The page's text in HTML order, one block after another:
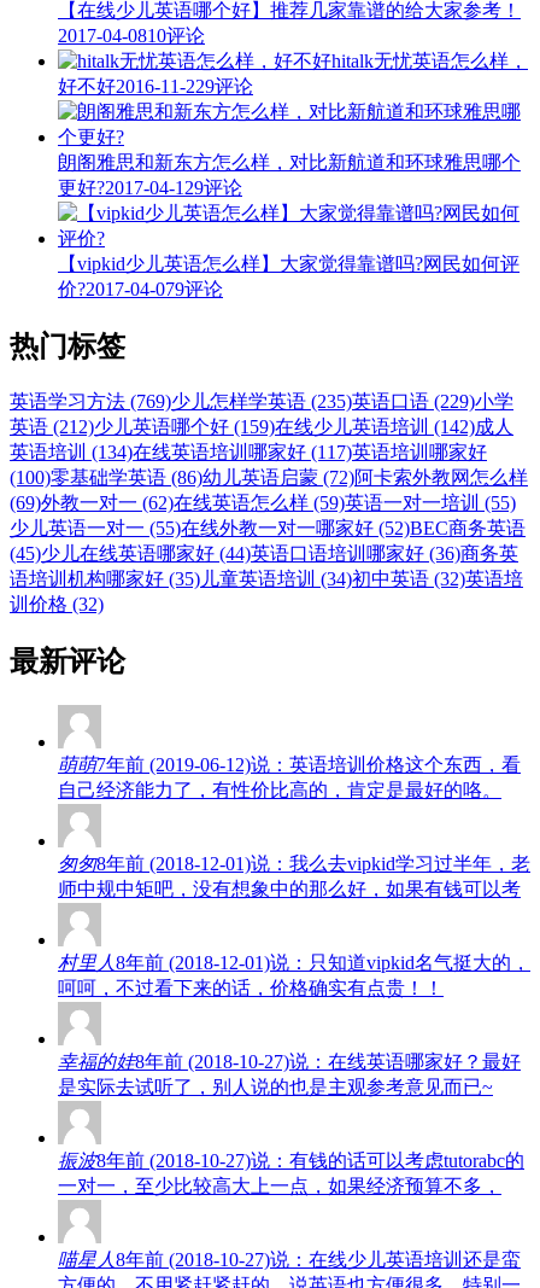
【在线少儿英语哪个好】推荐几家靠谱的给大家参考！
2017-04-0810评论
hitalk无忧英语怎么样，
好不好2016-11-229评论
朗阁雅思和新东方怎么样，对比新航道和环球雅思哪个
更好?2017-04-129评论
【vipkid少儿英语怎么样】大家觉得靠谱吗?网民如何评
价?2017-04-079评论
热门标签
英语学习方法 (769)少儿怎样学英语 (235)英语口语 (229)小学
英语 (212)少儿英语哪个好 (159)在线少儿英语培训 (142)成人
英语培训 (134)在线英语培训哪家好 (117)英语培训哪家好
(100)零基础学英语 (86)幼儿英语启蒙 (72)阿卡索外教网怎么样
(69)外教一对一 (62)在线英语怎么样 (59)英语一对一培训 (55)
少儿英语一对一 (55)在线外教一对一哪家好 (52)BEC商务英语
(45)少儿在线英语哪家好 (44)英语口语培训哪家好 (36)商务英
语培训机构哪家好 (35) 儿童英语培训 (34)初中英语 (32)英语培
训价格 (32)
最新评论
萌萌7年前 (2019-06-12)说：英语培训价格这个东西，看
自己经济能力了，有性价比高的，肯定是最好的咯。
匆匆8年前 (2018-12-01)说：我么去vipkid学习过半年，老
师中规中矩吧，没有想象中的那么好，如果有钱可以考
村里人8年前 (2018-12-01)说：只知道vipkid名气挺大的，
呵呵，不过看下来的话，价格确实有点贵！！
幸福的娃8年前 (2018-10-27)说：在线英语哪家好？最好
是实际去试听了，别人说的也是主观参考意见而已~
振波8年前 (2018-10-27)说：有钱的话可以考虑tutorabc的
一对一，至少比较高大上一点，如果经济预算不多，
喵星人8年前 (2018-10-27)说：在线少儿英语培训还是蛮